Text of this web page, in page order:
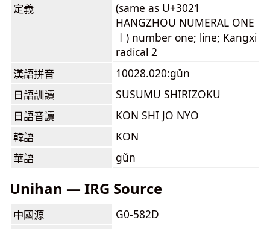
定義
(same as U+3021
HANGZHOU NUMERAL ONE
〡) number one; line; Kangxi
radical 2
漢語拼音
10028.020:gǔn
日語訓讀
SUSUMU SHIRIZOKU
日語音讀
KON SHI JO NYO
韓語
KON
華語
gǔn
Unihan — IRG Source
中國源
G0-582D